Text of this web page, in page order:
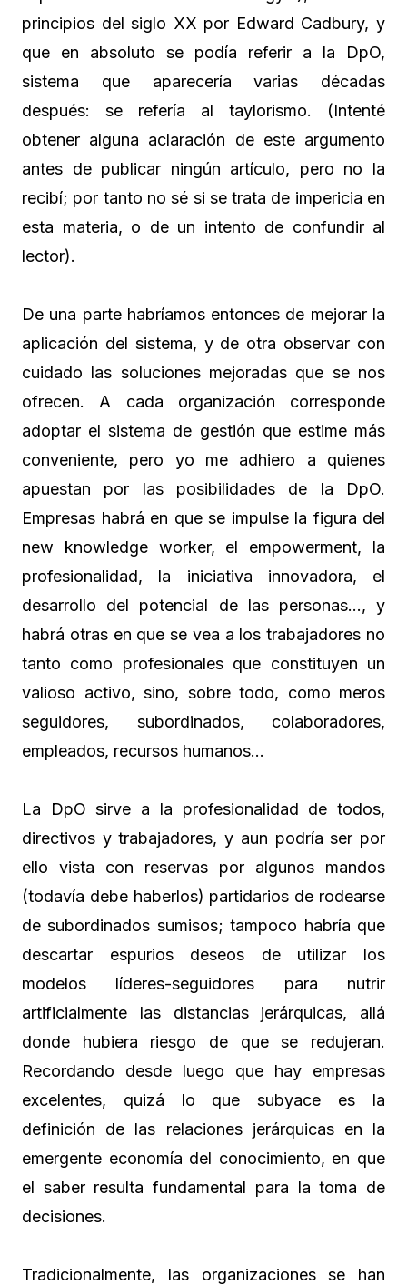
principios del siglo XX por Edward Cadbury, y
que en absoluto se podía referir a la DpO,
sistema que aparecería varias décadas
después: se refería al taylorismo. (Intenté
obtener alguna aclaración de este argumento
antes de publicar ningún artículo, pero no la
recibí; por tanto no sé si se trata de impericia en
esta materia, o de un intento de confundir al
lector).
De una parte habríamos entonces de mejorar la
aplicación del sistema, y de otra observar con
cuidado las soluciones mejoradas que se nos
ofrecen. A cada organización corresponde
adoptar el sistema de gestión que estime más
conveniente, pero yo me adhiero a quienes
apuestan por las posibilidades de la DpO.
Empresas habrá en que se impulse la figura del
new knowledge worker, el empowerment, la
profesionalidad, la iniciativa innovadora, el
desarrollo del potencial de las personas…, y
habrá otras en que se vea a los trabajadores no
tanto como profesionales que constituyen un
valioso activo, sino, sobre todo, como meros
seguidores, subordinados, colaboradores,
empleados, recursos humanos…
La DpO sirve a la profesionalidad de todos,
directivos y trabajadores, y aun podría ser por
ello vista con reservas por algunos mandos
(todavía debe haberlos) partidarios de rodearse
de subordinados sumisos; tampoco habría que
descartar espurios deseos de utilizar los
modelos líderes-seguidores para nutrir
artificialmente las distancias jerárquicas, allá
donde hubiera riesgo de que se redujeran.
Recordando desde luego que hay empresas
excelentes, quizá lo que subyace es la
definición de las relaciones jerárquicas en la
emergente economía del conocimiento, en que
el saber resulta fundamental para la toma de
decisiones.
Tradicionalmente, las organizaciones se han